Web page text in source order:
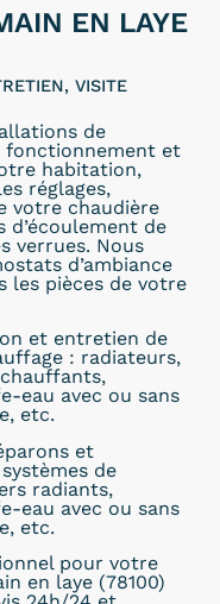
EN LAYE
VISITE
de
fonctionnement et
habitation,
réglages,
votre chaudière
d’écoulement de
verrues. Nous
d’ambiance
les pièces de votre
et entretien de
: radiateurs,
eau avec ou sans
etc.
et
de
radiants,
eau avec ou sans
etc.
pour votre
en laye (78100)